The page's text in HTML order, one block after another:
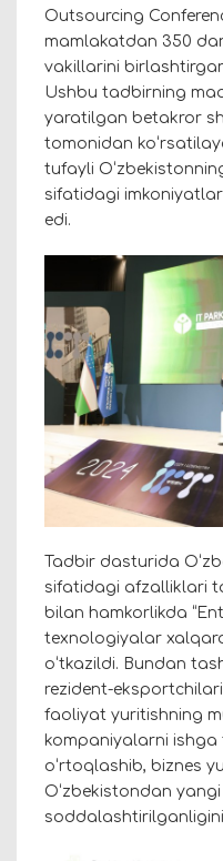
Outsourcing
mamlakatdan 350
vakillarini
Ushbu tadbirning
yaratilgan betakror
tomonidan
tufayli
sifatidagi
edi.
Tadbir dasturida
sifatidagi afzalliklari
bilan hamkorlikda
texnologiyalar
oʻtkazildi. Bundan
rezident-
faoliyat yuritishning
kompaniyalarni
oʻrtoqlashib, biznes
Oʻzbekistondan
soddalashtirilganligini